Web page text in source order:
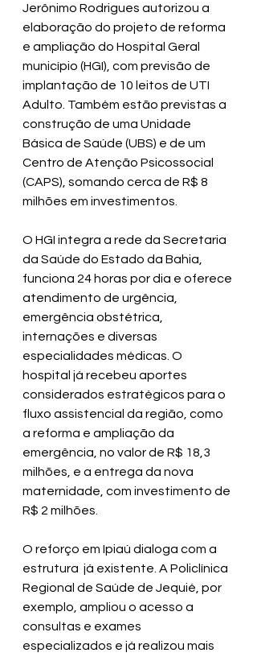
Jerônimo Rodrigues autorizou a
elaboração do projeto de reforma
e ampliação do Hospital Geral
município (HGI), com previsão de
implantação de 10 leitos de UTI
Adulto. Também estão previstas a
construção de uma Unidade
Básica de Saúde (UBS) e de um
Centro de Atenção Psicossocial
(CAPS), somando cerca de R$ 8
milhões em investimentos.
O HGI integra a rede da Secretaria
da Saúde do Estado da Bahia,
funciona 24 horas por dia e oferece
atendimento de urgência,
emergência obstétrica,
internações e diversas
especialidades médicas. O
hospital já recebeu aportes
considerados estratégicos para o
fluxo assistencial da região, como
a reforma e ampliação da
emergência, no valor de R$ 18,3
milhões, e a entrega da nova
maternidade, com investimento de
R$ 2 milhões.
O reforço em Ipiaú dialoga com a
estrutura  já existente. A Policlínica
Regional de Saúde de Jequié, por
exemplo, ampliou o acesso a
consultas e exames
especializados e já realizou mais